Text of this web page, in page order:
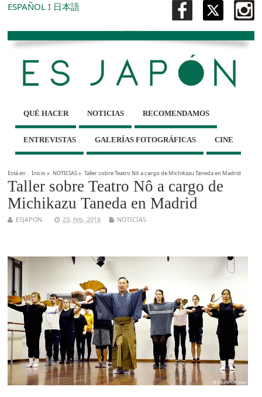
ESPAÑOL I 日本語
QUÉ HACER NOTICIAS RECOMENDAMOS
ENTREVISTAS GALERÍAS FOTOGRÁFICAS CINE
Está en : Inicio» NOTICIAS» Taller sobre Teatro Nô a cargo de Michikazu Taneda en Madrid
Taller sobre Teatro Nô a cargo de
Michikazu Taneda en Madrid
ESJAPON 23, feb, 2018 NOTICIAS